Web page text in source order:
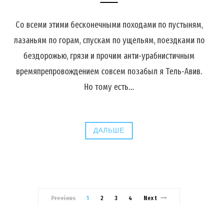
Со всеми этими бесконечными походами по пустыням,
лазаньям по горам, спускам по ущельям, поездками по
бездорожью, грязи и прочим анти-урабнистичным
времяпрепровождением совсем позабыл я Тель-Авив.
Но тому есть…
ДАЛЬШЕ
Previous 1 2 3 4 Next